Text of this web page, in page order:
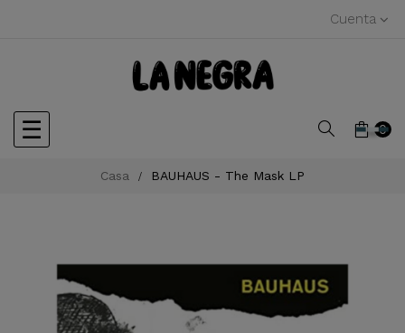
Cuenta
Navegación
☰ 0
Casa BAUHAUS - The Mask LP